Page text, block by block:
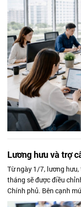
phải hoàn trả khoản
động không chuyên
Lương hưu và trợ
Từ ngày 1/7, lương
tháng sẽ được điều
Chính phủ. Bên cạnh
nghỉ hưu có mức